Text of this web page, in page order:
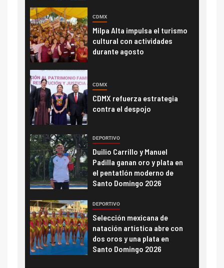
CDMX
Milpa Alta impulsa el turismo
cultural con actividades
durante agosto
CDMX
CDMX refuerza estrategia
contra el despojo
DEPORTIVO
Duilio Carrillo y Manuel
Padilla ganan oro y plata en
el pentatlón moderno de
Santo Domingo 2026
DEPORTIVO
Selección mexicana de
natación artística abre con
dos oros y una plata en
Santo Domingo 2026